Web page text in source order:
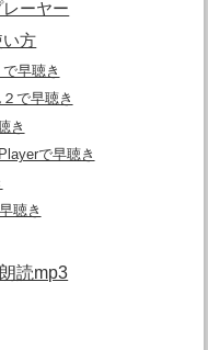
ーヤー
い方
早聴き
で早聴き
き
で早聴き
聴き
読mp3